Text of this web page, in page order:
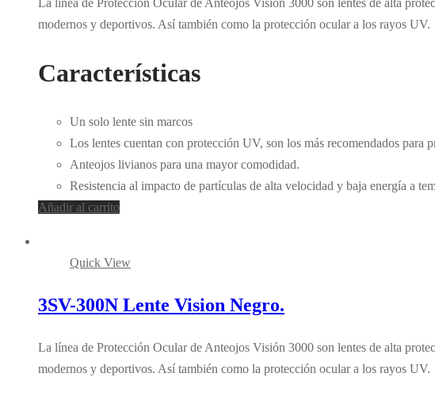
modernos y deportivos. Así también como la protección ocular a los rayos UV.
Características
Un solo lente sin marcos
Los lentes cuentan con protección UV, son los más recomendados para
Anteojos livianos para una mayor comodidad.
Resistencia al impacto de partículas de alta velocidad y baja energía a
Añadir al carrito
Quick View
3SV-300N Lente Vision Negro.
La línea de Protección Ocular de Anteojos Visión 3000 son lentes de alta
modernos y deportivos. Así también como la protección ocular a los rayos UV.